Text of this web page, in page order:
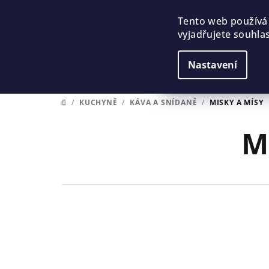
Tento web
vyjadřujete
Nastavení
DOMŮ
/ KUCHYNĚ / KÁVA A SNÍDANĚ / MISKY A MÍSY